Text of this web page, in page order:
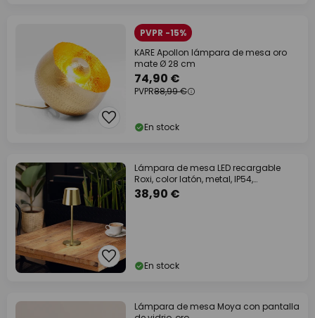
PVPR -15%
KARE Apollon lámpara de mesa oro
mate Ø 28 cm
74,90 €
PVPR88,99 €
En stock
Lámpara de mesa LED recargable
Roxi, color latón, metal, IP54,
atenuador
38,90 €
En stock
Lámpara de mesa Moya con pantalla